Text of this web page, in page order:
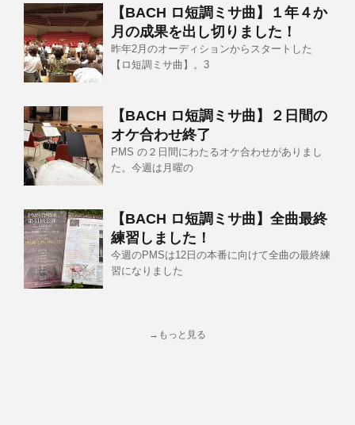
【BACH ロ短調ミサ曲】１年４か
月の成果を出し切りました！
昨年2月のオーディションからスタートした
【ロ短調ミサ曲】。3
【BACH ロ短調ミサ曲】２日間の
オケ合わせ終了
PMS の２日間にわたるオケ合わせがありまし
た。今週は月曜の
【BACH ロ短調ミサ曲】全曲最終
練習しました！
今週のPMSは12日の本番に向けて全曲の最終練
習になりました
→もっと見る